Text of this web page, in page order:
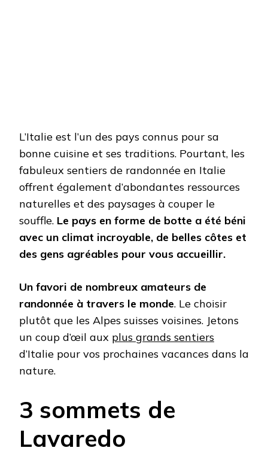
L’Italie est l’un des pays connus pour sa
bonne cuisine et ses traditions. Pourtant, les
fabuleux sentiers de randonnée en Italie
offrent également d’abondantes ressources
naturelles et des paysages à couper le
souffle. Le pays en forme de botte a été béni
avec un climat incroyable, de belles côtes et
des gens agréables pour vous accueillir.
Un favori de nombreux amateurs de
randonnée à travers le monde. Le choisir
plutôt que les Alpes suisses voisines. Jetons
un coup d’œil aux plus grands sentiers
d’Italie pour vos prochaines vacances dans la
nature.
3 sommets de
Lavaredo